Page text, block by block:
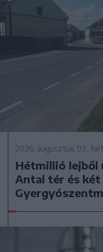
2026. augusztus 03.,
Hétmillió lejből
Antal tér és